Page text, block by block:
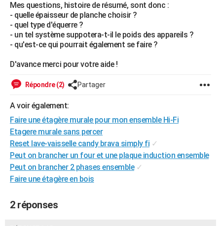
Dictionnaire
Biographies
Citations
Expressions
Proverbes
PROGRAMME TV
COPAINS D'AVANT
S'inscrire
Se connecter
Lycées
Collèges
Primaires
Universités
Entreprises
Service militaire
Avis de recherche
Bricolage
Lifestyle
Culture
Sport
Auto
Television
Voyage
Cinema
Mes questions, histoire de résumé, sont donc :
- quelle épaisseur de planche choisir ?
- quel type d'équerre ?
- un tel système suppotera-t-il le poids des appareils ?
- qu'est-ce qui pourrait également se faire ?
D'avance merci pour votre aide !
Répondre (2) Partager
A voir également:
Faire une étagère murale pour mon ensemble Hi-Fi
Etagere murale sans percer
Reset lave-vaisselle candy brava simply fi ✓
Peut on brancher un four et une plaque induction ensemble
Peut on brancher 2 phases ensemble ✓
Faire une étagère en bois
2 réponses